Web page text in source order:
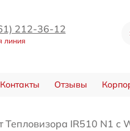
212-36-12
линия
Контакты Отзывы
Тепловизора IR510 N1 c